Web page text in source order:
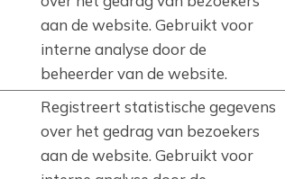
aan de website. Gebruikt voor
interne analyse door de
beheerder van de website.
Registreert statistische gegevens
over het gedrag van bezoekers
aan de website. Gebruikt voor